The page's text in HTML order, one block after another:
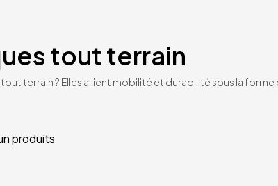
tout terrain
terrain ? Elles allient mobilité et durabilité sous la
produits